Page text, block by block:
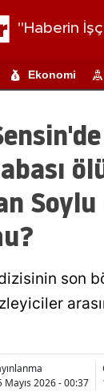
"Haberin
Ekonomi
son
Mayıs 2026 - 00:37